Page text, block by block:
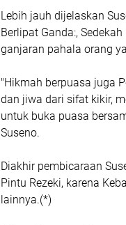
Lebih jauh dijelaskan
Berlipat Ganda:,
ganjaran pahala orang
"Hikmah berpuasa juga
dan jiwa dari sifat kikir,
untuk buka puasa
Suseno.
Diakhir pembicaraan
Pintu Rezeki, karena
lainnya.(*)